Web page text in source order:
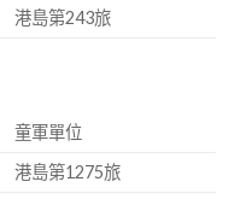
港島第243旅
童軍單位
港島第1275旅